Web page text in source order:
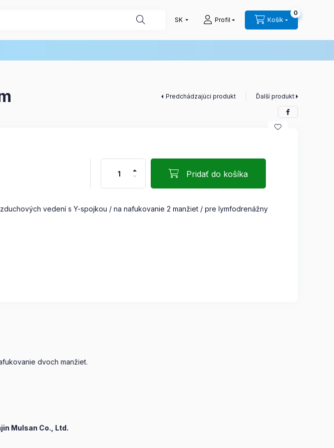
Profil Košík
0
Predchádzajúci produkt Ďalší produkt
Pridať do košíka
vedení s Y-spojkou / na nafukovanie 2 manžiet / pre lymfodrenážny
dvoch manžiet.
Mulsan Co., Ltd.